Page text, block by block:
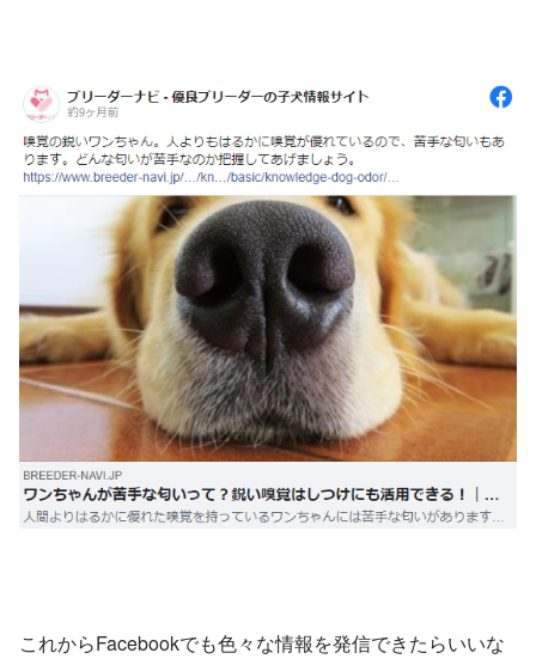
これからFacebookでも色々な情報を発信できたらいいな